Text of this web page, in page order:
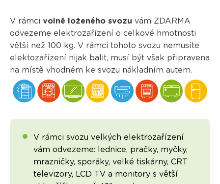
V rámci volně loženého svozu vám ZDARMA
odvezeme elektrozařízení o celkové hmotnosti
větší než 100 kg. V rámci tohoto svozu nemusíte
elektozařízení nijak balit, musí být však připravena
na místě vhodném ke svozu nákladním autem.
V rámci svozu velkých elektrozařízení
vám odvezeme: lednice, pračky, myčky,
mrazničky, sporáky, velké tiskárny, CRT
televizory, LCD TV a monitory s větší